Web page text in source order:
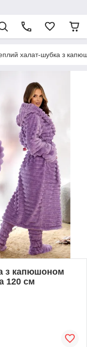
халат-шубка з
з капюшоном
120 см